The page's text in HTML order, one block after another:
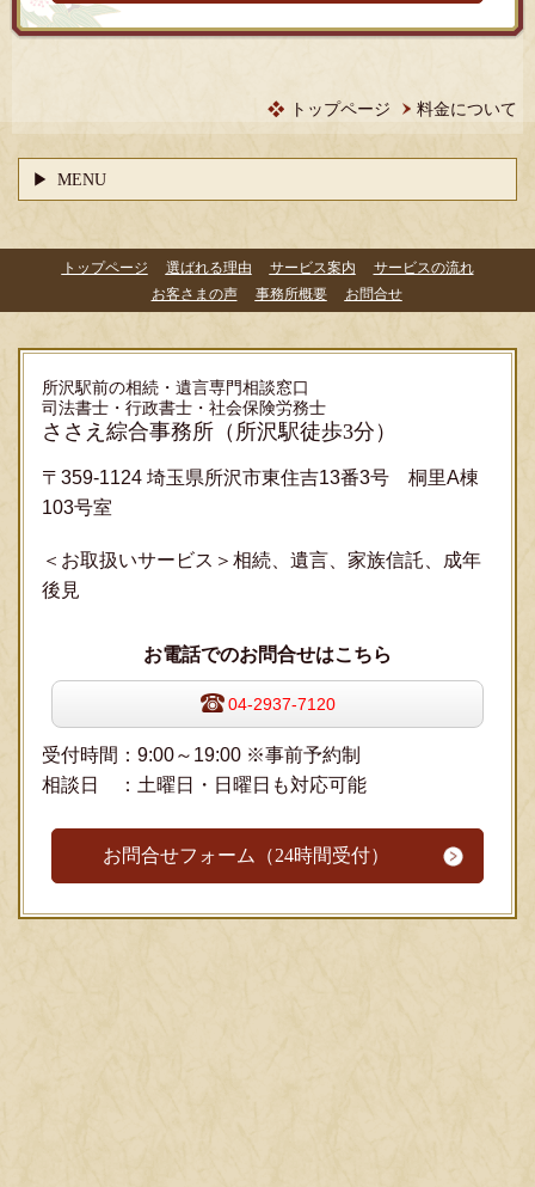
トップページ 料金について
MENU
トップページ 選ばれる理由 サービス案内
サービスの流れ
お客さまの声
事務所概要 お問合せ
所沢駅前の相続・遺言専門相談窓口
司法書士・行政書士・社会保険労務士
ささえ綜合事務所 （所沢駅徒歩3分）
〒359-1124 埼玉県所沢市東住吉13番3号 桐里A棟
103号室
＜お取扱いサービス＞相続、遺言、家族信託、成年
後見
お電話でのお問合せはこちら
04-2937-7120
受付時間：9:00～19:00 ※事前予約制
相談日 ：土曜日・日曜日も対応可能
お問合せフォーム（24時間受付）